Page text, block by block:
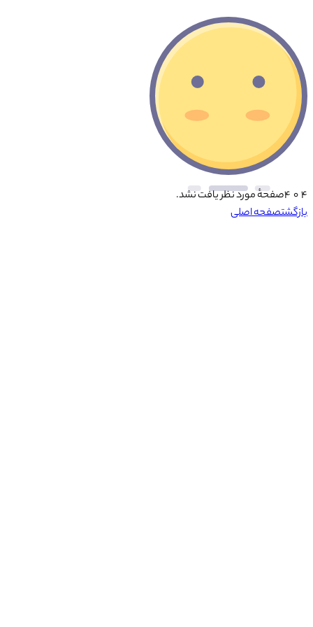
۴ ۰ ۴
صفحهٔ مورد نظر یافت نشد.
بازگشتصفحه اصلی